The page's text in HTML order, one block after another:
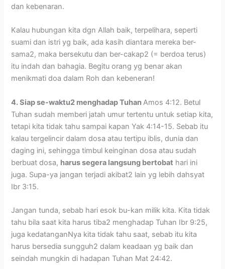
dan kebenaran.
Kalau hubungan kita dgn Allah baik, terpelihara, seperti
suami dan istri yg baik, ada kasih diantara mereka ber-
sama2, maka bersekutu dan ber-cakap2 (= berdoa terus)
itu indah dan bahagia. Begitu orang yg benar akan
menikmati doa dalam Roh dan kebeneran!
4. Siap se-waktu2 menghadap Tuhan Amos 4:12. Betul
Tuhan sudah memberi jatah umur tertentu untuk setiap kita,
tetapi kita tidak tahu sampai kapan Yak 4:14-15. Sebab itu
kalau tergelincir dalam dosa atau tertipu iblis, dunia dan
daging ini, sehingga timbul keinginan dosa atau sudah
berbuat dosa, harus segera langsung bertobat hari ini
juga. Supa-ya jangan terjadi akibat2 lain yg lebih dahsyat
Ibr 3:15.
Jangan tunda, sebab hari esok bu-kan milik kita. Kita tidak
tahu bila saat kita harus tiba2 menghadap Tuhan Ibr 9:25,
juga kedatanganNya kita tidak tahu saat, sebab itu kita
harus bersedia sungguh2 dalam keadaan yg baik dan
seindah mungkin di hadapan Tuhan Mat 24:42.